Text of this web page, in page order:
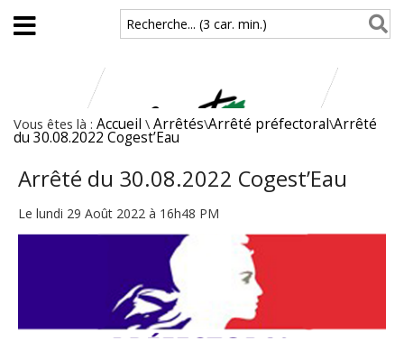
Aller au contenu principal
Recherche... (3 car. min.)
Vous êtes là : Accueil \ Arrêtés\Arrêté préfectoral\Arrêté
du 30.08.2022 Cogest’Eau
Arrêté du 30.08.2022 Cogest’Eau
Le lundi 29 Août 2022 à 16h48 PM